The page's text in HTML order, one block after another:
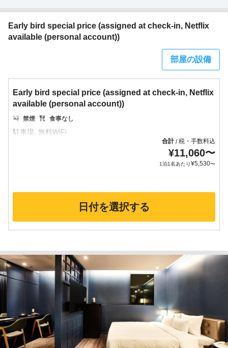
Early bird special price (assigned at check-in, Netflix
available (personal account))
部屋の設備
Early bird special price (assigned at check-in, Netflix
available (personal account))
禁煙 食事なし
合計/税・手数料込
¥11,060〜
1泊1名あたり¥5,530〜
日付を選択する